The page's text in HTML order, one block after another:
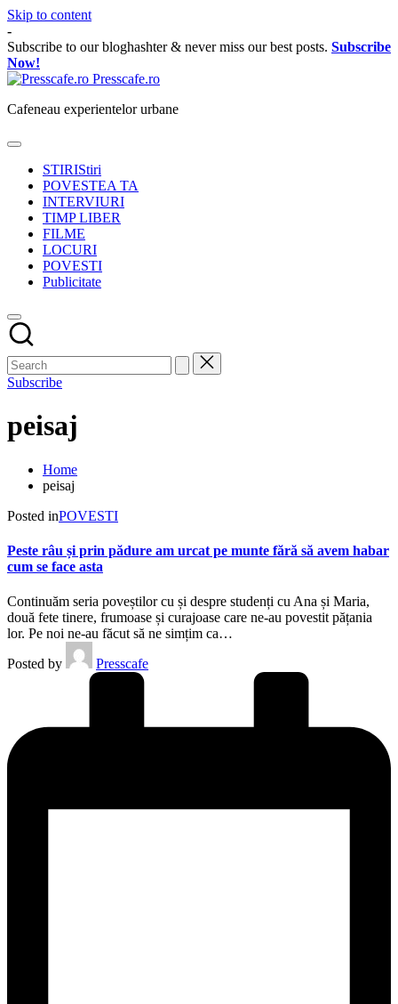
Skip to content
-
Subscribe to our bloghashter & never miss our best posts. Subscribe
Now!
Presscafe.ro
Cafeneau experientelor urbane
STIRIStiri
POVESTEA TA
INTERVIURI
TIMP LIBER
FILME
LOCURI
POVESTI
Publicitate
Subscribe
peisaj
Home
peisaj
Posted inPOVESTI
Peste râu și prin pădure am urcat pe munte fără să avem habar
cum se face asta
Continuăm seria poveștilor cu și despre studenți cu Ana și Maria,
două fete tinere, frumoase și curajoase care ne-au povestit pățania
lor. Pe noi ne-au făcut să ne simțim ca…
Posted by
Presscafe